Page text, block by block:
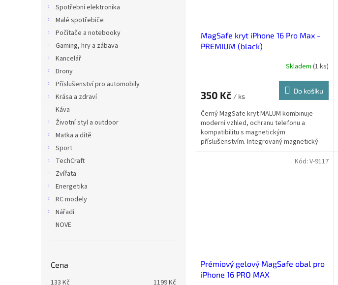
Spotřební elektronika
Malé spotřebiče
Počítače a notebooky
Gaming, hry a zábava
Kancelář
Drony
Příslušenství pro automobily
Krása a zdraví
Káva
Životní styl a outdoor
Matka a dítě
Sport
TechCraft
Zvířata
Energetika
RC modely
Nářadí
NOVE
Cena
133 Kč 1199Kč
MagSafe kryt iPhone 16 Pro Max -
PREMIUM (black)
Skladem (1 ks)
350 Kč / ks
Do košíku
Černý MagSafe kryt MALUM kombinuje
moderní vzhled, ochranu telefonu a
kompatibilitu s magnetickým
příslušenstvím. Integrovaný magnetický
kroužek umožňuje přesné...
Prémiový gelový MagSafe obal pro
iPhone 16 PRO MAX
Kód: V-9117